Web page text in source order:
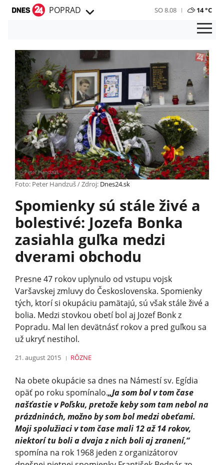
POPRAD SO 8.08 14 °C
Foto: Peter Handzuš / Zdroj: Dnes24.sk
Spomienky sú stále živé a
bolestivé: Jozefa Bonka
zasiahla guľka medzi
dverami obchodu
Presne 47 rokov uplynulo od vstupu vojsk
Varšavskej zmluvy do Československa. Spomienky
tých, ktorí si okupáciu pamätajú, sú však stále živé a
bolia. Medzi stovkou obetí bol aj Jozef Bonk z
Popradu. Mal len devätnásť rokov a pred guľkou sa
už ukryť nestihol.
21. august 2015 RÔZNE
Na obete okupácie sa dnes na Námestí sv. Egídia
opäť po roku spomínalo.„Ja som bol v tom čase
našťastie v Poľsku, pretože keby som tam nebol na
prázdninách, možno by som bol medzi obeťami.
Moji spolužiaci v tom čase mali 12 až 14 rokov,
niektorí tu boli a dvaja z nich boli aj zranení,“
spomína na rok 1968 jeden z organizátorov